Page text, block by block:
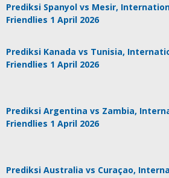
Prediksi Spanyol vs Mesir,
Friendlies 1 April 2026
Prediksi Kanada vs Tunisia,
Friendlies 1 April 2026
Prediksi Argentina vs Zambia,
Friendlies 1 April 2026
Prediksi Australia vs Curaçao,